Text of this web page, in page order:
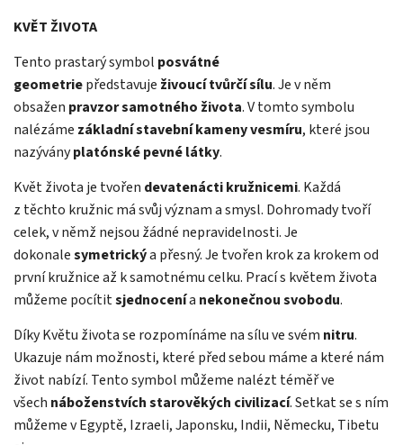
KVĚT ŽIVOTA
Tento prastarý symbol posvátné
geometriepředstavuje živoucí tvůrčí sílu. Je v něm
obsažen pravzor samotného života. V tomto symbolu
nalézáme základní stavební kameny vesmíru, které jsou
nazýványplatónské pevné látky.
Květ života je tvořen devatenácti kružnicemi. Každá
z těchto kružnic má svůj význam a smysl. Dohromady tvoří
celek, v němž nejsou žádné nepravidelnosti. Je
dokonalesymetrickýa přesný. Je tvořen krok za krokem od
první kružnice až k samotnému celku. Prací s květem života
můžeme pocítitsjednocenía nekonečnou svobodu.
Díky Květu života se rozpomínáme na sílu ve svém nitru.
Ukazuje nám možnosti, které před sebou máme a které nám
život nabízí. Tento symbol můžeme nalézt téměř ve
všech náboženstvích starověkých civilizací. Setkat se s ním
můžeme v Egyptě, Izraeli, Japonsku, Indii, Německu, Tibetu